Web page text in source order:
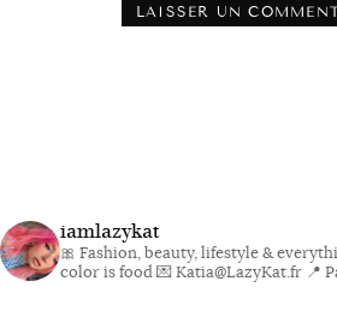
iamlazykat
🎀 Fashion, beauty, lifestyle &
color is food💌 Katia@LazyKat.fr 📍